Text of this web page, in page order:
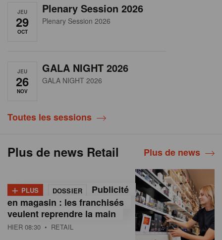
JEU
29
OCT
Plenary Session 2026
Plenary Session 2026
JEU
26
NOV
GALA NIGHT 2026
GALA NIGHT 2026
Toutes les sessions
Plus de news Retail Plus de news
+ PLUS DOSSIER
Publicité
en magasin : les franchisés
veulent reprendre la main
HIER 08:30 • RETAIL